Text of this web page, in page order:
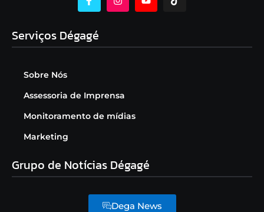
Serviços Dégagé
Sobre Nós
Assessoria de Imprensa
Monitoramento de mídias
Marketing
Grupo de Notícias Dégagé
Dega News